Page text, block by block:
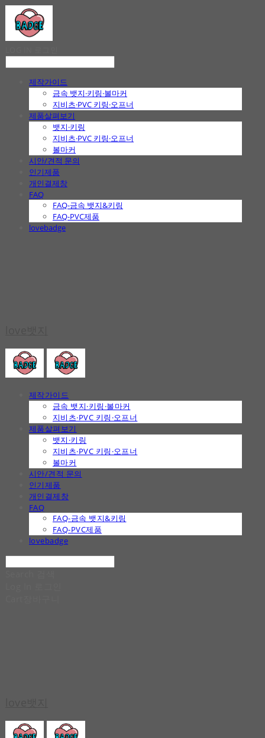
제작가이드
금속 뱃지·키링·볼마커
지비츠·PVC 키링·오프너
제품살펴보기
뱃지·키링
지비츠·PVC 키링·오프너
볼마커
시안/견적 문의
인기제품
개인결제창
FAQ
FAQ-금속 뱃지&키링
FAQ-PVC제품
lovebadge
제작가이드
금속 뱃지·키링·볼마커
지비츠·PVC 키링·오프너
제품살펴보기
뱃지·키링
지비츠·PVC 키링·오프너
볼마커
시안/견적 문의
인기제품
개인결제창
FAQ
FAQ-금속 뱃지&키링
FAQ-PVC제품
lovebadge